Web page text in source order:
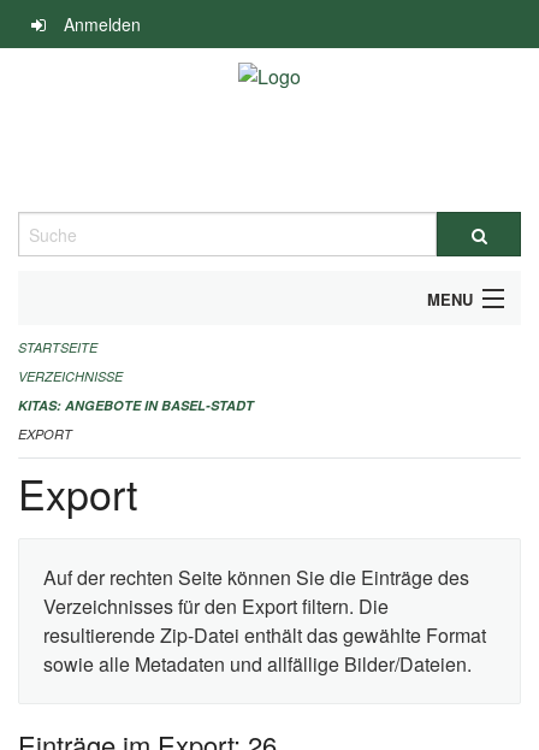
Navigation
überspringen
Anmelden
Suche
MENU
ALLGEMEINE INFORMATIONEN
IMPRESSUM
STARTSEITE
VERZEICHNISSE
KITAS: ANGEBOTE IN BASEL-STADT
EXPORT
Export
Auf der rechten Seite können Sie die Einträge des
Verzeichnisses für den Export filtern. Die
resultierende Zip-Datei enthält das gewählte Format
sowie alle Metadaten und allfällige Bilder/Dateien.